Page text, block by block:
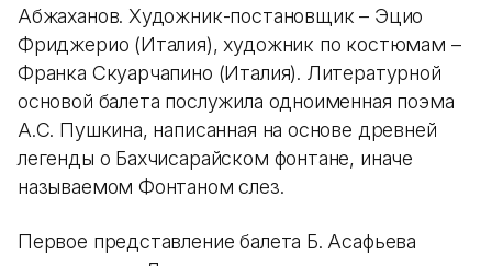
Абжаханов. Художник-постановщик – Эцио
Фриджерио (Италия), художник по костюмам –
Франка Скуарчапино (Италия). Литературной
основой балета послужила одноименная поэма
А.С. Пушкина, написанная на основе древней
легенды о Бахчисарайском фонтане, иначе
называемом Фонтаном слез.
Первое представление балета Б. Асафьева